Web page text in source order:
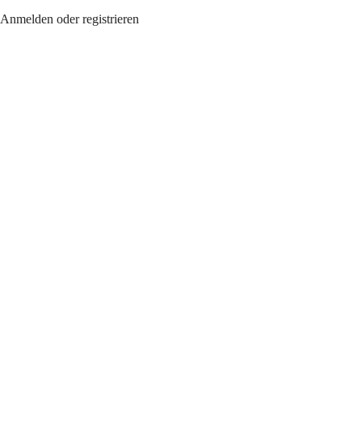
Anmelden oder registrieren